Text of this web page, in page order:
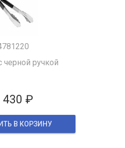
ручкой
430 ₽
В КОРЗИНУ